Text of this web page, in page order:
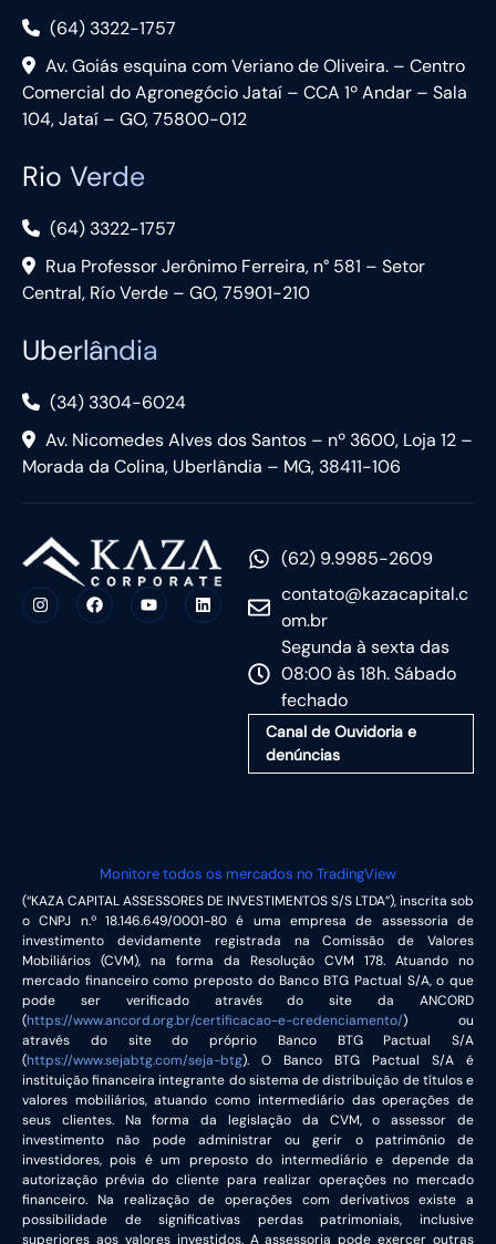
(64) 3322-1757
Av. Goiás esquina com Veriano de Oliveira. – Centro
Comercial do Agronegócio Jataí – CCA 1º Andar – Sala
104, Jataí – GO, 75800-012
Rio Verde
(64) 3322-1757
Rua Professor Jerônimo Ferreira, n° 581 – Setor
Central, Río Verde – GO, 75901-210
Uberlândia
(34) 3304-6024
Av. Nicomedes Alves dos Santos – nº 3600, Loja 12 –
Morada da Colina, Uberlândia – MG, 38411-106
(62) 9.9985-2609
contato@kazacapital.c
om.br
Segunda à sexta das
08:00 às 18h. Sábado
fechado
Canal de Ouvidoria e
denúncias
Monitore todos os mercados no TradingView
(“KAZA CAPITAL ASSESSORES DE INVESTIMENTOS S/S LTDA”), inscrita sob
o CNPJ n.º 18.146.649/0001-80 é uma empresa de assessoria de
investimento devidamente registrada na Comissão de Valores
Mobiliários (CVM), na forma da Resolução CVM 178. Atuando no
mercado financeiro como preposto do Banco BTG Pactual S/A, o que
pode ser verificado através do site da ANCORD
(https://www.ancord.org.br/certificacao-e-credenciamento/) ou
através do site do próprio Banco BTG Pactual S/A
(https://www.sejabtg.com/seja-btg). O Banco BTG Pactual S/A é
instituição financeira integrante do sistema de distribuição de títulos e
valores mobiliários, atuando como intermediário das operações de
seus clientes. Na forma da legislação da CVM, o assessor de
investimento não pode administrar ou gerir o patrimônio de
investidores, pois é um preposto do intermediário e depende da
autorização prévia do cliente para realizar operações no mercado
financeiro. Na realização de operações com derivativos existe a
possibilidade de significativas perdas patrimoniais, inclusive
superiores aos valores investidos. A assessoria pode exercer outras